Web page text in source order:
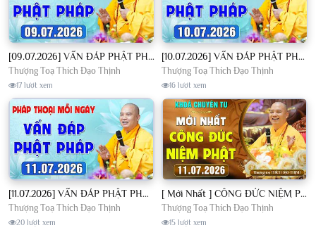
[09.07.2026] VẤN ĐÁP PHẬT PHÁP - Nghe Thầy giảng Pháp mỗi ngày CÔNG ĐỨC VÔ LƯỢNG│TT. Thích Đạo Thịnh
Thượng Toạ Thích Đạo Thịnh
17 lượt xem
[10.07.2026] VẤN ĐÁP PHẬT PHÁP - Nghe Thầy giảng Pháp mỗi ngày CÔNG ĐỨC VÔ LƯỢNG│TT. Thích Đạo Thịnh
Thượng Toạ Thích Đạo Thịnh
16 lượt xem
[11.07.2026] VẤN ĐÁP PHẬT PHÁP - Nghe Thầy giảng Pháp mỗi ngày CÔNG ĐỨC VÔ LƯỢNG│TT. Thích Đạo Thịnh
Thượng Toạ Thích Đạo Thịnh
20 lượt xem
[ Mới Nhất ] CÔNG ĐỨC NIỆM PHẬT - Khoá Chuyên Tu Chùa Khai Nguyên 11/07/2026 | TT. Thích Đạo Thịnh
Thượng Toạ Thích Đạo Thịnh
15 lượt xem